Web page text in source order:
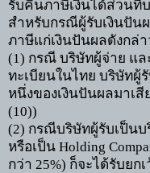
รับคืนภาษีเงินได้ส่วนที่
สำหรับกรณีผู้รับเงินปั
ภาษีแก่เงินปันผลดังกล่
(1) กรณี บริษัทผู้จ่าย แล
ทะเบียนในไทย บริษัทผู้
หนึ่งของเงินปันผลมาเ
(10))
(2) กรณีบริษัทผู้รับเป็น
หรือเป็น Holding
กว่า 25%) ก็จะได้รับยก